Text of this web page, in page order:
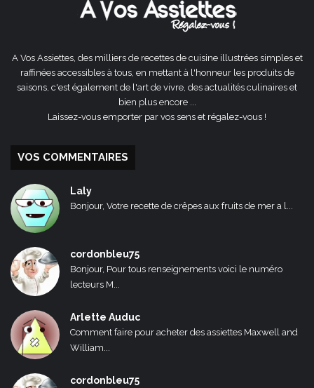
A Vos Assiettes, des milliers de recettes de cuisine illustrées simples et
raffinées accessibles à tous, en mettant à l'honneur les produits de
saisons, c'est également de l'art de vivre, des actualités culinaires et
bien plus encore ...
Laissez-vous emporter par vos sens et régalez-vous !
VOS COMMENTAIRES
Laly
Bonjour, Votre recette de crêpes aux fruits de mer a l...
cordonbleu75
Bonjour, Pour tous renseignements voici le numéro
lecteurs M...
Arlette Auduc
Comment faire pour acheter des assiettes Maxwell and
William...
cordonbleu75